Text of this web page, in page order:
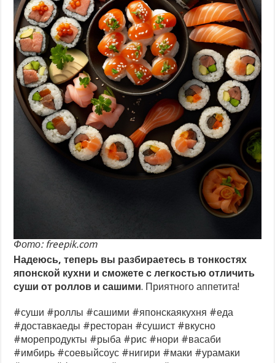
Фото: freepik.com
Надеюсь, теперь вы разбираетесь в тонкостях
японской кухни и сможете с легкостью отличить
суши от роллов и сашими. Приятного аппетита!
#суши #роллы #сашими #японскаякухня #еда
#доставкаеды #ресторан #сушист #вкусно
#морепродукты #рыба #рис #нори #васаби
#имбирь #соевыйсоус #нигири #маки #урамаки